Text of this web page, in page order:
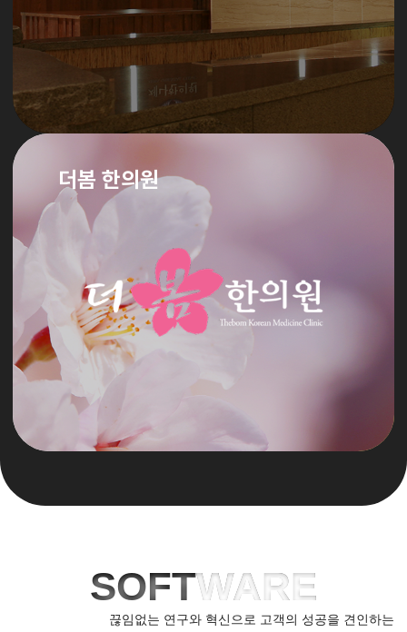
더봄 한의원
SOFTWARE
끊임없는 연구와 혁신으로 고객의 성공을 견인하는